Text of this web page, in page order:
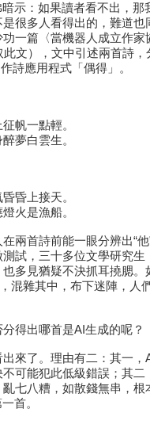
示：如果讀者看不出，那
很多人看得出的，難道也
一篇〈當機器人成立作家
文），文中引述兩首詩，
詩應用程式「偶得」。
帆一點輕。
夢白雲生。
昏上接天。
火是漁船。
兩首詩前能一眼分辨出“他
試，三十多位文學研究生
多見猶疑不決抓耳撓腮。
混雜其中，布下迷陣，人
得出哪首是AI生成的呢？
來了。理由有二：其一，
可能犯此低級錯誤；其二
七八糟，如散錢無串，根
首。